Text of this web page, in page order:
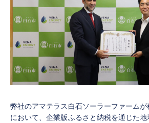
弊社のアマテラス白石ソーラーファーム
において、企業版ふるさと納税を通じた